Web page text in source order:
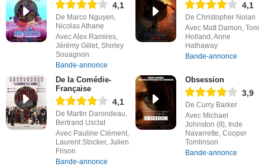
4,1
De Marco Nguyen,
Nicolas Athane
Avec Alex Ramires,
Jérémy Gillet, Shirley
Souagnon
Bande-annonce
4,1
De Christopher Nolan
Avec Matt Damon, Tom
Holland, Anne
Hathaway
Bande-annonce
De la Comédie-
Française
4,1
De Martin Darondeau,
Bertrand Usclat
Avec Pauline Clément,
Laurent Stocker, Julien
Frison
Bande-annonce
Obsession
3,9
De Curry Barker
Avec Michael
Johnston (II), Inde
Navarrette, Cooper
Tomlinson
Bande-annonce